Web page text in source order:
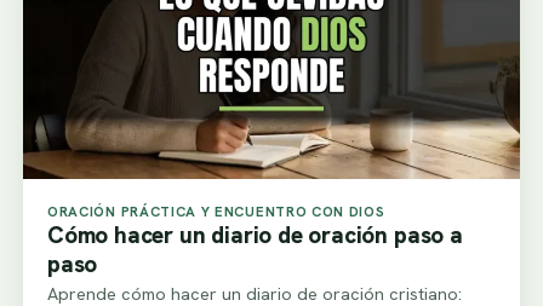
ORACIÓN PRÁCTICA Y ENCUENTRO CON DIOS
Cómo hacer un diario de oración paso a
paso
Aprende cómo hacer un diario de oración cristiano: